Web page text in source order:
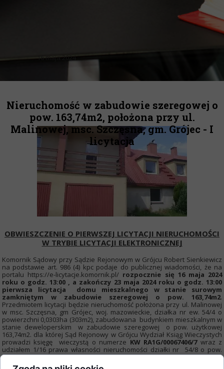
16 maja 2024
Nieruchomość w zabudowie szeregowej o
pow. 163,74m2, położona przy ul.
Malinowej, msc. Szczęsna, gm. Grójec - I
licytacja
OBWIESZCZENIE O PIERWSZEJ LICYTACJI NIERUCHOMOŚCI
W TRYBIE LICYTACJI ELEKTRONICZNEJ
Komornik Sądowy przy Sądzie Rejonowym w Grójcu Robert Sienkiewicz
na podstawie art. 986 (4) kpc podaje do publicznej wiadomości, że na
portalu https://e-licytacje.komornik.pl/ rozpocznie się 16 maja 2024
roku o godz. 13:00 , a zakończy 23 maja 2024 roku o godz. 13:00
pierwsza licytacja domu mieszkalnego w stanie surowym
zamkniętym w zabudowie szeregowej o pow. 163,74m2.
Przedmiotem licytacji będzie nieruchomość położona przy ul. Malinowej
w msc. Szczęsna, gm Grójec, woj. mazowieckie, działka nr ew. 54/4 o
powierzchni 0,0303ha (303m2), zabudowana budynkiem mieszkalnym w
stanie deweloperskim w zabudowie szeregowej o pow. użytkowej
163,74m2. dla której Sąd Rejonowy w Grójcu Wydział Ksiąg Wieczystych
prowadzi księgę wieczystą o numerze KW RA1G/00067406/7wraz z
udziałem 1/16 prawa własności nieruchomości działki nr 54/8 o pow.
0,0609 ha stanowiącej wewnętrzną drogę dojazdową objętej księgą
wieczystą nr RA1G/00067410/8. Budynek mieszkalny o jednej i pół